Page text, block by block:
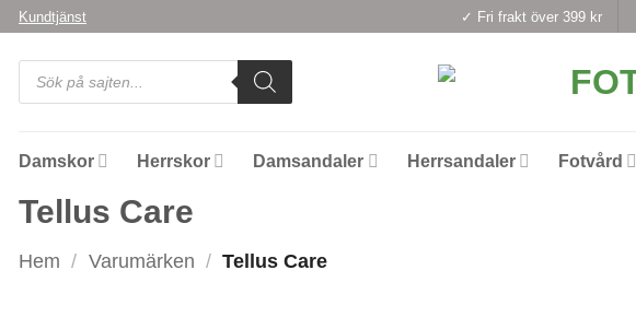
Skip
content
Kundtjänst ✓ Fri frakt över 399 kr
Products
search
Damskor Herrskor Damsandaler Herrsandaler Fotvård
Tellus Care
Hem / Varumärken / Tellus Care